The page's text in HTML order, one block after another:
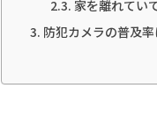
家を離れてい
防犯カメラの普及